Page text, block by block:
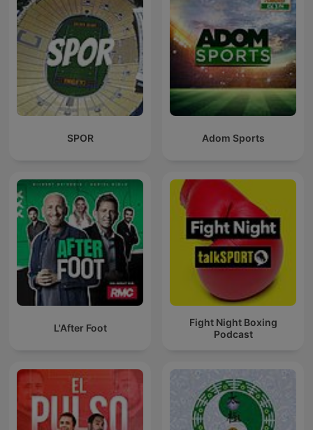
SPOR Adom Sports
L'After Foot
Fight Night Boxing
Podcast